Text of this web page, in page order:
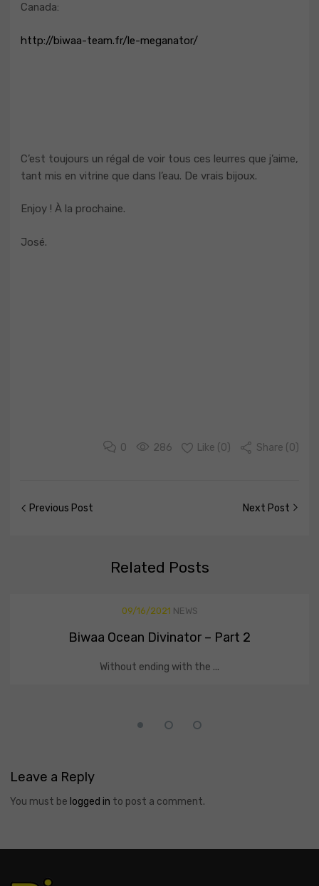
Canada:
http://biwaa-team.fr/le-meganator/
C’est toujours un régal de voir tous ces leurres que j’aime,
tant mis en vitrine que dans l’eau. De vrais bijoux.
Enjoy ! À la prochaine.
José.
0 286 Like (0) Share (0)
Previous Post Next Post
Related Posts
09/16/2021 NEWS
Biwaa Ocean Divinator – Part 2
Without ending with the ...
Leave a Reply
You must be logged in to post a comment.